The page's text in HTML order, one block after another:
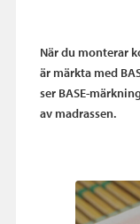
När du monterar
är märkta med
ser BASE-
av madrassen.